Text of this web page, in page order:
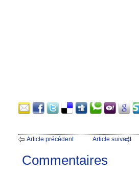
Article précédent Article suivant
Commentaires